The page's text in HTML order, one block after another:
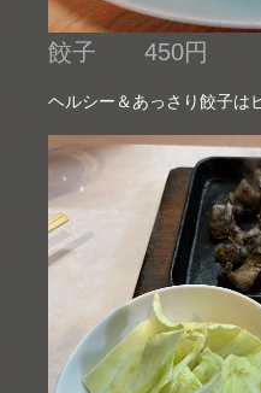
餃子 450円
ヘルシー＆あっさり餃子は